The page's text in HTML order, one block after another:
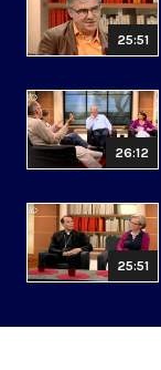
25:51
26:12
25:51